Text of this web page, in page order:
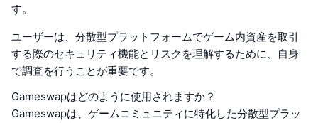
す。
ユーザーは、分散型プラットフォームでゲーム内資産を取引
する際のセキュリティ機能とリスクを理解するために、自身
で調査を行うことが重要です。
Gameswapはどのように使用されますか？
Gameswapは、ゲームコミュニティに特化した分散型プラッ